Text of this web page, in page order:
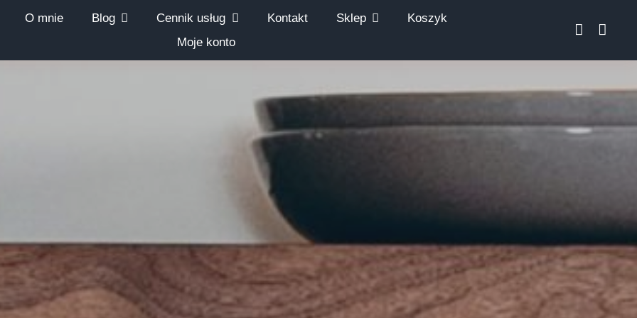
O mnie Blog Cennik usług Kontakt Sklep
Koszyk
Moje konto